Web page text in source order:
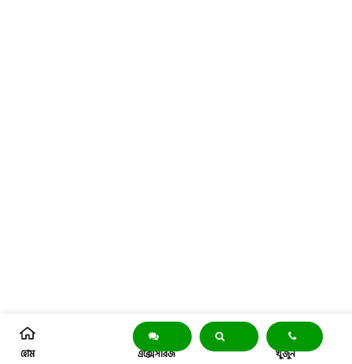
হোম এক্সেসরিজ খুঁজুন